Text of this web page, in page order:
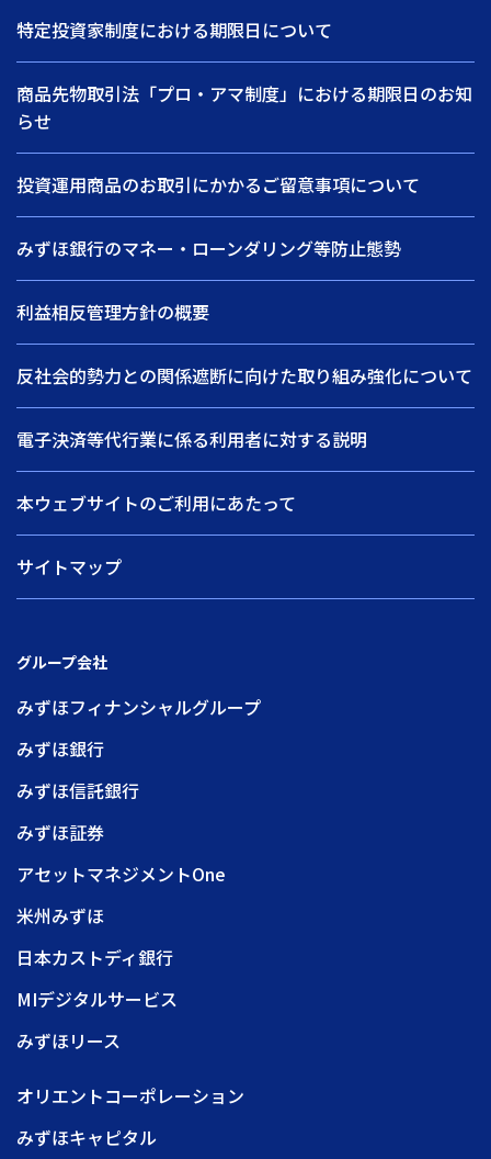
特定投資家制度における期限日について
商品先物取引法「プロ・アマ制度」における期限日のお知
らせ
投資運用商品のお取引にかかるご留意事項について
みずほ銀行のマネー・ローンダリング等防止態勢
利益相反管理方針の概要
反社会的勢力との関係遮断に向けた取り組み強化について
電子決済等代行業に係る利用者に対する説明
本ウェブサイトのご利用にあたって
サイトマップ
グループ会社
みずほフィナンシャルグループ
みずほ銀行
みずほ信託銀行
みずほ証券
アセットマネジメントOne
米州みずほ
日本カストディ銀行
MIデジタルサービス
みずほリース
オリエントコーポレーション
みずほキャピタル